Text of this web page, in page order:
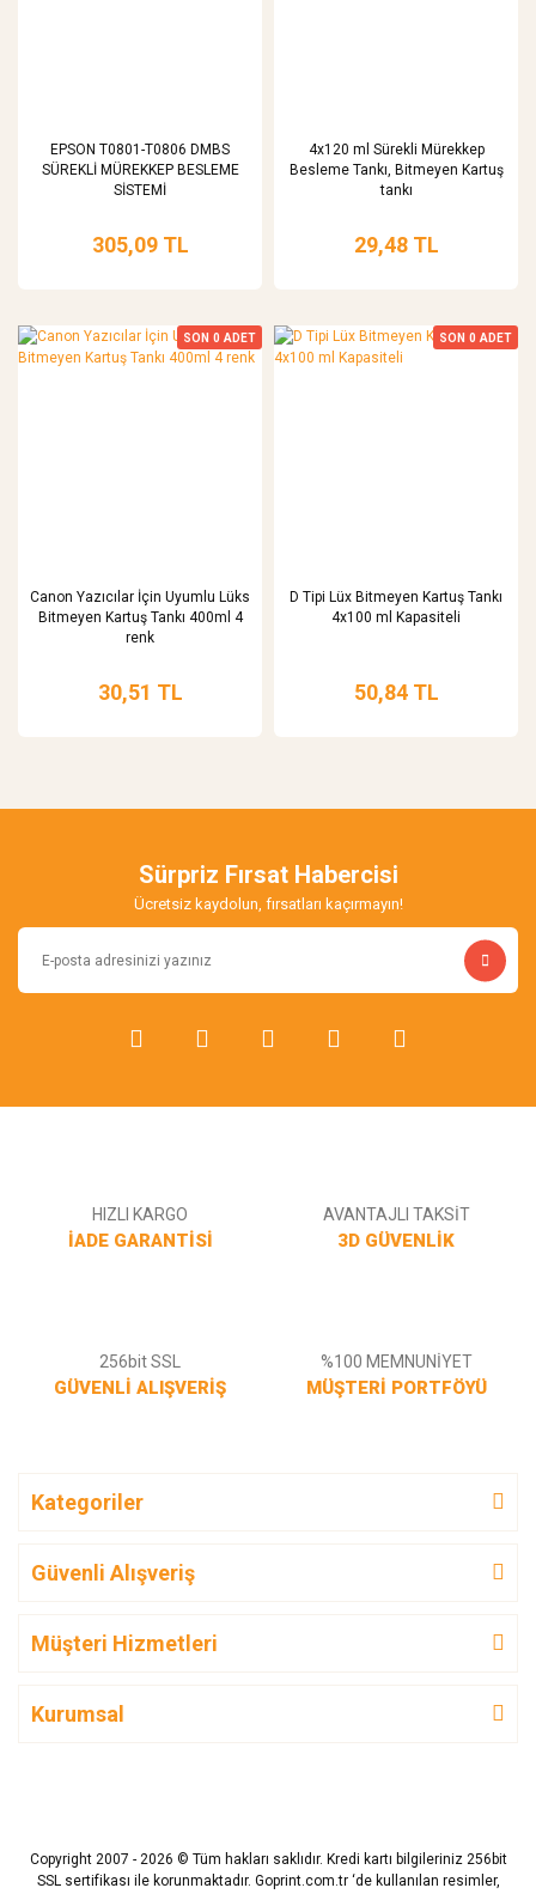
EPSON T0801-T0806 DMBS
SÜREKLİ MÜREKKEP BESLEME
SİSTEMİ
305,09 TL
4x120 ml Sürekli Mürekkep
Besleme Tankı, Bitmeyen Kartuş
tankı
29,48 TL
SON 0 ADET
Canon Yazıcılar İçin Uyumlu Lüks
Bitmeyen Kartuş Tankı 400ml 4
renk
30,51 TL
SON 0 ADET
D Tipi Lüx Bitmeyen Kartuş Tankı
4x100 ml Kapasiteli
50,84 TL
Sürpriz Fırsat Habercisi
Ücretsiz kaydolun, fırsatları kaçırmayın!
HIZLI KARGO
İADE GARANTİSİ
AVANTAJLI TAKSİT
3D GÜVENLİK
256bit SSL
GÜVENLİ ALIŞVERİŞ
%100 MEMNUNİYET
MÜŞTERİ PORTFÖYÜ
Kategoriler
Güvenli Alışveriş
Müşteri Hizmetleri
Kurumsal
Copyright 2007 - 2026 © Tüm hakları saklıdır. Kredi kartı bilgileriniz 256bit
SSL sertifikası ile korunmaktadır. Goprint.com.tr ‘de kullanılan resimler,